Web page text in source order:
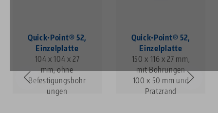
Quick•Point® 52,
Einzelplatte
104 x 104 x 27
mm, ohne
Befestigungsbohr
ungen
Quick•Point® 52,
Einzelplatte
150 x 116 x 27 mm,
mit Bohrungen
100 x 50 mm und
Pratzrand